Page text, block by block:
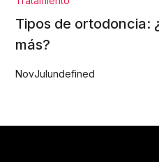
Tipos de ortodoncia:
más?
NovJulundefined